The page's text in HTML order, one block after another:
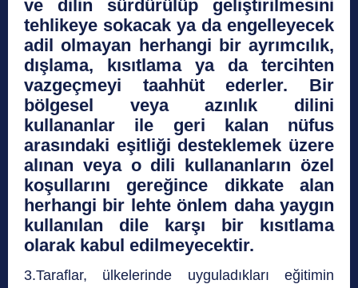
ve dilin sürdürülüp geliştirilmesini
tehlikeye sokacak ya da engelleyecek
adil olmayan herhangi bir ayrımcılık,
dışlama, kısıtlama ya da tercihten
vazgeçmeyi taahhüt ederler. Bir
bölgesel veya azınlık dilini
kullananlar ile geri kalan nüfus
arasındaki eşitliği desteklemek üzere
alınan veya o dili kullananların özel
koşullarını gereğince dikkate alan
herhangi bir lehte önlem daha yaygın
kullanılan dile karşı bir kısıtlama
olarak kabul edilmeyecektir.
3.Taraflar, ülkelerinde uyguladıkları eğitimin